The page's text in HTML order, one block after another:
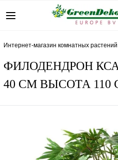
интернет-магазин комнатных
ФИЛОДЕНДРОН
40 СМ ВЫСОТА 110